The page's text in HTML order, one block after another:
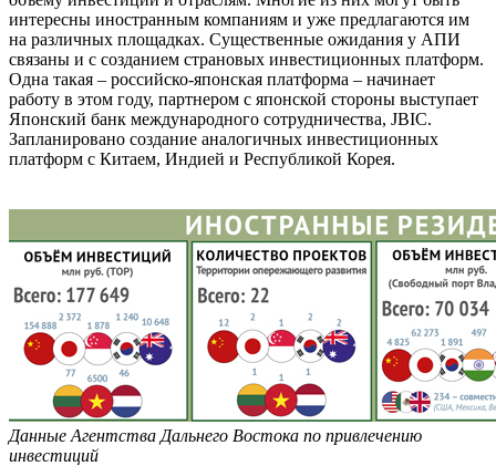
интересны иностранным компаниям и уже предлагаются им
на различных площадках. Существенные ожидания у АПИ
связаны и с созданием страновых инвестиционных платформ.
Одна такая – российско-японская платформа – начинает
работу в этом году, партнером с японской стороны выступает
Японский банк международного сотрудничества, JBIC.
Запланировано создание аналогичных инвестиционных
платформ с Китаем, Индией и Республикой Корея.
Данные Агентства Дальнего Востока по привлечению
инвестиций